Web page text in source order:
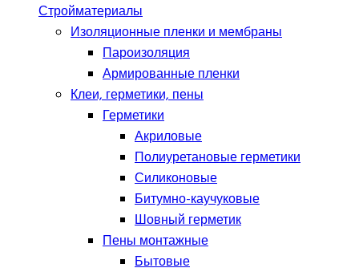
Стройматериалы
Изоляционные пленки и мембраны
Пароизоляция
Армированные пленки
Клеи, герметики, пены
Герметики
Акриловые
Полиуретановые герметики
Силиконовые
Битумно-каучуковые
Шовный герметик
Пены монтажные
Бытовые